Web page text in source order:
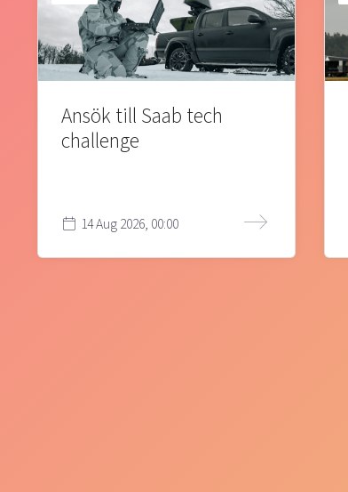
Ansök till Saab tech
challenge
14 Aug 2026, 00:00